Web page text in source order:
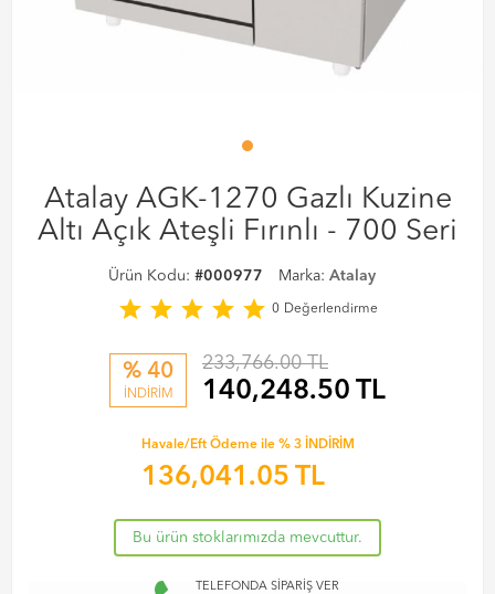
Atalay AGK-1270 Gazlı Kuzine
Altı Açık Ateşli Fırınlı - 700 Seri
Ürün Kodu: #000977 Marka: Atalay
star star star star star 0 Değerlendirme
% 40
İNDİRİM
233,766.00 TL
140,248.50 TL
Havale/Eft Ödeme ile % 3 İNDİRİM
136,041.05 TL
Bu ürün stoklarımızda mevcuttur.
TELEFONDA SİPARİŞ VER